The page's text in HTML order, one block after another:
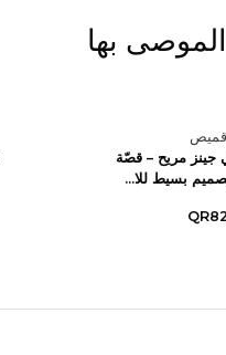
بها
قميص
مريح – قصّة
بسيط للا...